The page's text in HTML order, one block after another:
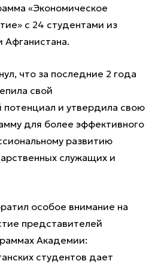
«Экономическое
с 24 студентами из
Афганистана.
что за последние 2 года
свой
потенциал и утвердила свою
для более эффективного
развитию
служащих и
особое внимание на
представителей
Академии:
студентов дает